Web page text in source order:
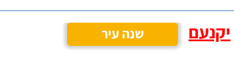
יקנעם שנה עיר